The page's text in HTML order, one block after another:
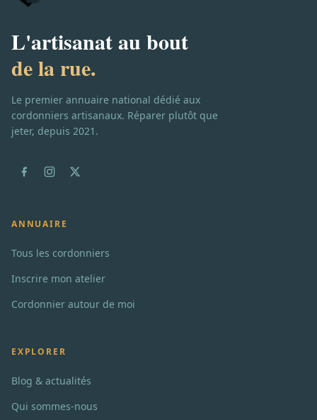
L'artisanat au bout
de la rue.
Le premier annuaire national dédié aux
cordonniers artisanaux. Réparer plutôt que
jeter, depuis 2021.
ANNUAIRE
Tous les cordonniers
Inscrire mon atelier
Cordonnier autour de moi
EXPLORER
Blog & actualités
Qui sommes-nous